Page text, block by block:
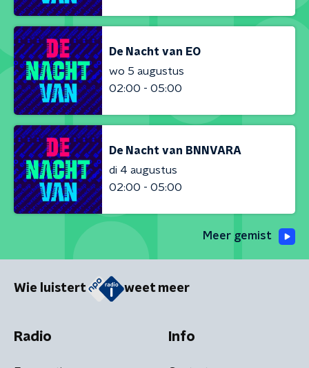
De Nacht van EO
wo 5 augustus
02:00 - 05:00
De Nacht van BNNVARA
di 4 augustus
02:00 - 05:00
Meer gemist
Wie luistert weet meer
Radio Info